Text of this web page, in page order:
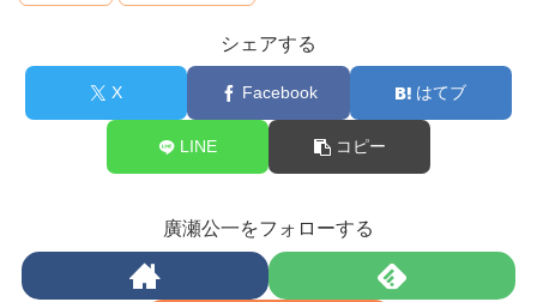
シェアする
X Facebook はてブ
LINE コピー
廣瀬公一をフォローする